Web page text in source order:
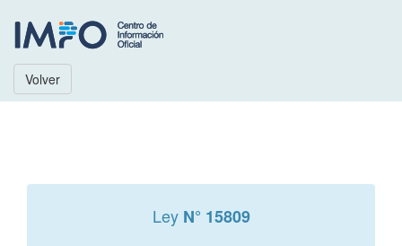
Volver
Ley N° 15809